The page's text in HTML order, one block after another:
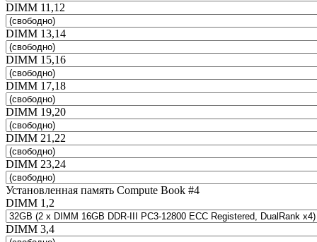
DIMM 11,12
DIMM 13,14
DIMM 15,16
DIMM 17,18
DIMM 19,20
DIMM 21,22
DIMM 23,24
Установленная память Compute Book #4
DIMM 1,2
DIMM 3,4